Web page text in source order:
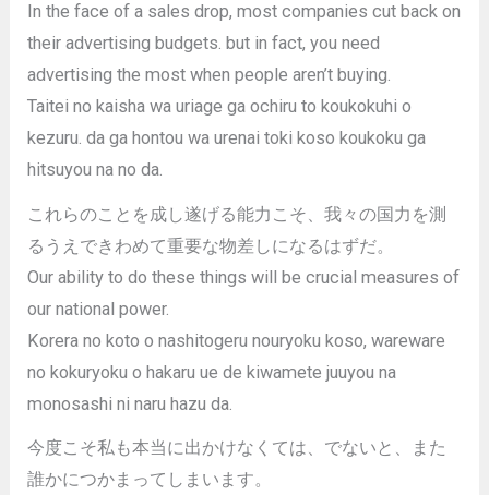
In the face of a sales drop, most companies cut back on
their advertising budgets. but in fact, you need
advertising the most when people aren’t buying.
Taitei no kaisha wa uriage ga ochiru to koukokuhi o
kezuru. da ga hontou wa urenai toki koso koukoku ga
hitsuyou na no da.
これらのことを成し遂げる能力こそ、我々の国力を測
るうえできわめて重要な物差しになるはずだ。
Our ability to do these things will be crucial measures of
our national power.
Korera no koto o nashitogeru nouryoku koso, wareware
no kokuryoku o hakaru ue de kiwamete juuyou na
monosashi ni naru hazu da.
今度こそ私も本当に出かけなくては、でないと、また
誰かにつかまってしまいます。